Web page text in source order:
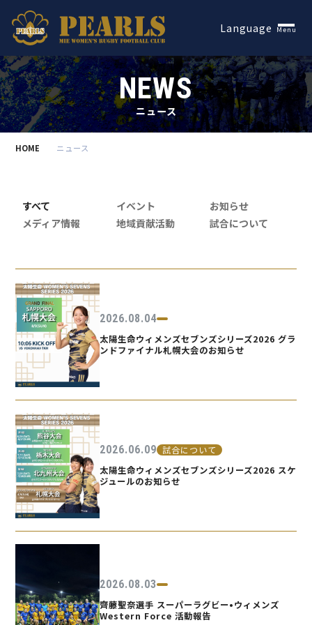
Language Menu
NEWS
ニュース
HOME ニュース
すべて イベント
お知らせ
メディア情報
地域貢献活動 試合について
2026.08.04
太陽生命ウィメンズセブンズシリーズ2026 グラ
ンドファイナル札幌大会のお知らせ
2026.06.09 試合について
太陽生命ウィメンズセブンズシリーズ2026 スケ
ジュールのお知らせ
2026.08.03
齊藤聖奈選手 スーパーラグビー•ウィメンズ
Western Force 活動報告